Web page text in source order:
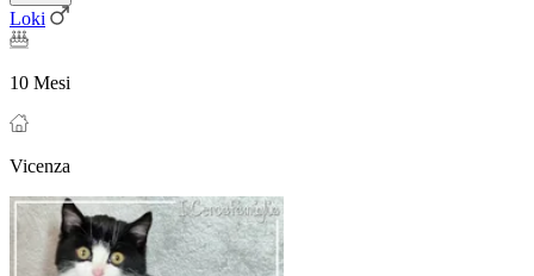
Loki
10 Mesi
Vicenza